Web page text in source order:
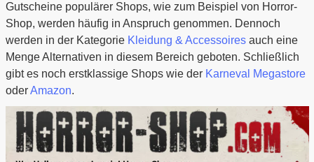
Gutscheine populärer Shops, wie zum Beispiel von Horror-
Shop, werden häufig in Anspruch genommen. Dennoch
werden in der Kategorie Kleidung & Accessoiresauch eine
Menge Alternativen in diesem Bereich geboten. Schließlich
gibt es noch erstklassige Shops wie der Karneval Megastore
oderAmazon.